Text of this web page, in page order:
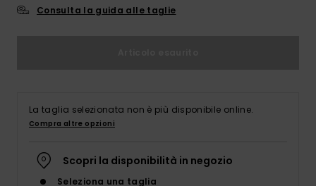
Consulta la guida alle taglie
La taglia selezionata non è più disponibile online.
Compra altre opzioni
Scopri la disponibilità in negozio
Seleziona una taglia